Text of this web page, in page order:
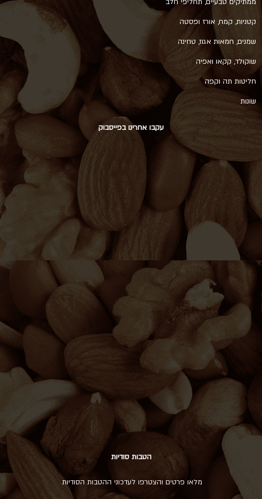
קטניות, קמח, אורז ופסטה
שמנים, חמאות אגוז, טחינה
שוקולד, קקאו ואפיה
חליטות תה וקפה
שונות
עקבו אחרינו בפייסבוק
הטבות סודיות
מלאו פרטים והצטרפו לעדכוני ההטבות הסודיות